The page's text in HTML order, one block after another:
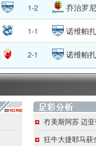
1-2 乔治罗
1-1 诺维帕
2-1 诺维帕
冇美斯阿苏 迈
狂牛大捷耶马获